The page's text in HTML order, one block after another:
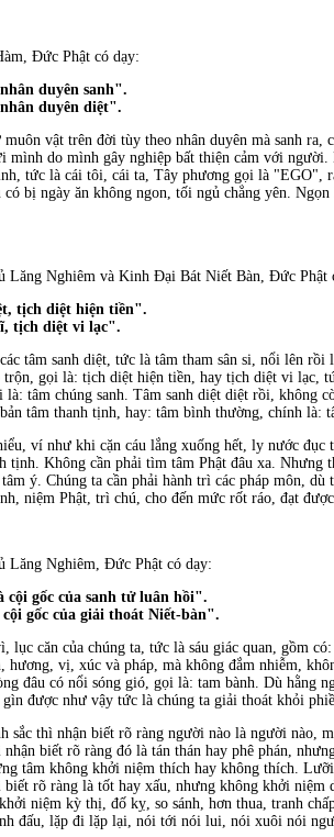
Ðức Phật có dạy:
duyên sanh".
duyên diệt".
vật trên đời tùy theo nhân duyên mà sanh
mình do mình gây nghiệp bất thiện cảm với
tức là cái tôi, cái ta, Tây phương gọi là "EGO",
có bị ngày ăn không ngon, tối ngủ chẳng yên.
Lăng Nghiêm và Kinh Ðại Bát Niết Bàn, Ðức Phật
tịch diệt hiện tiền".
tịch diệt vi lạc".
tâm sanh diệt, tức là tâm tham sân si, nổi lên
trộn, gọi là: tịch diệt hiện tiền, hay tịch diệt vi lạc,
là: tâm chúng sanh. Tâm sanh diệt diệt rồi, không
tâm thanh tịnh, hay: tâm bình thường, chính là:
ví như khi cặn cáu lắng xuống hết, ly nước
tịnh. Không cần phải tìm tâm Phật đâu xa.
ý. Chúng ta cần phải hành trì các pháp môn,
niệm Phật, trì chú, cho đến mức rốt ráo, đạt
Lăng Nghiêm, Ðức Phật có dạy:
cội gốc của sanh tử luân hồi".
gốc của giải thoát Niết-bàn".
lục căn của chúng ta, tức là sáu giác quan, gồm
hương, vị, xúc và pháp, mà không đắm nhiễm,
đâu có nổi sóng gió, gọi là: tam bành. Dù hằng
được như vậy tức là chúng ta giải thoát khỏi
sắc thì nhận biết rõ ràng người nào là người nào,
nhận biết rõ ràng đó là tán thán hay phê phán,
tâm không khởi niệm thích hay không thích.
biết rõ ràng là tốt hay xấu, nhưng không khởi
niệm kỳ thị, đố kỵ, so sánh, hơn thua, tranh
đấu, lặp đi lặp lại, nói tới nói lui, nói xuôi nói